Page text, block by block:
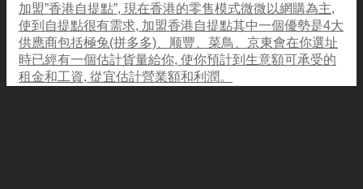
加盟”香港自提點”, 現在香港的零售模式微微以網購為主,
使到自提點很有需求, 加盟香港自提點其中一個優勢是4大
供應商包括極兔(拼多多)、顺豐、菜鳥、京東會在你選址
時已經有一個估計貨量給你, 使你預計到生意額可承受的
租金和工資, 從宜估計營業額和利潤。